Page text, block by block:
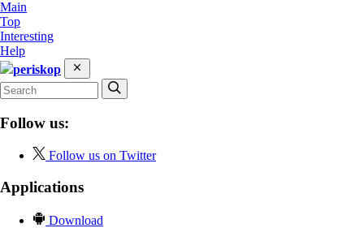
Main
Top
Interesting
Help
periskop
Follow us:
Follow us on Twitter
Applications
Download